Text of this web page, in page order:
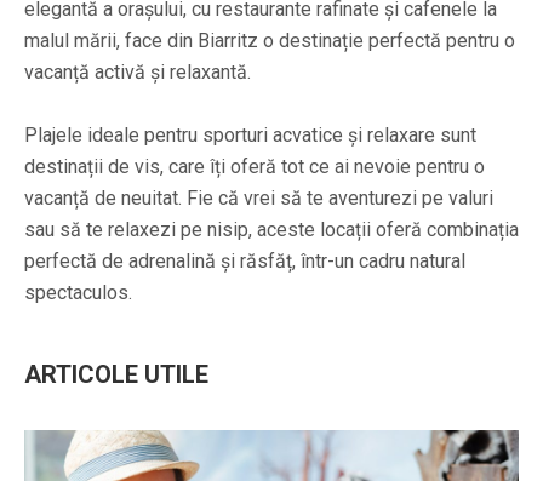
elegantă a orașului, cu restaurante rafinate și cafenele la
malul mării, face din Biarritz o destinație perfectă pentru o
vacanță activă și relaxantă.
Plajele ideale pentru sporturi acvatice și relaxare sunt
destinații de vis, care îți oferă tot ce ai nevoie pentru o
vacanță de neuitat. Fie că vrei să te aventurezi pe valuri
sau să te relaxezi pe nisip, aceste locații oferă combinația
perfectă de adrenalină și răsfăț, într-un cadru natural
spectaculos.
ARTICOLE UTILE